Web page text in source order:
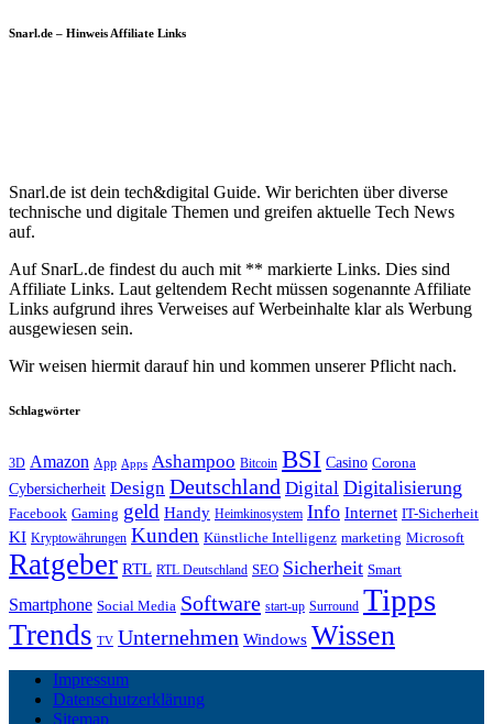
Snarl.de – Hinweis Affiliate Links
Snarl.de ist dein tech&digital Guide. Wir berichten über diverse
technische und digitale Themen und greifen aktuelle Tech News
auf.
Auf SnarL.de findest du auch mit ** markierte Links. Dies sind
Affiliate Links. Laut geltendem Recht müssen sogenannte Affiliate
Links aufgrund ihres Verweises auf Werbeinhalte klar als Werbung
ausgewiesen sein.
Wir weisen hiermit darauf hin und kommen unserer Pflicht nach.
Schlagwörter
3D Amazon App Apps Ashampoo Bitcoin BSI Casino Corona
Cybersicherheit Design Deutschland Digital Digitalisierung
Facebook Gaming geld Handy Heimkinosystem Info Internet IT-Sicherheit
KI Kryptowährungen Kunden Künstliche Intelligenz marketing Microsoft
Ratgeber RTL RTL Deutschland SEO Sicherheit Smart
Smartphone Social Media Software start-up Surround Tipps
Trends TV Unternehmen Windows Wissen
Impressum
Datenschutzerklärung
Sitemap